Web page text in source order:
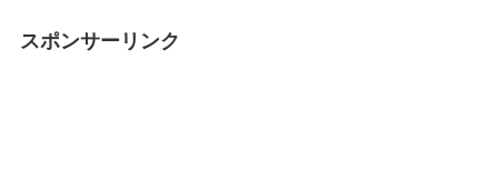
スポンサーリンク